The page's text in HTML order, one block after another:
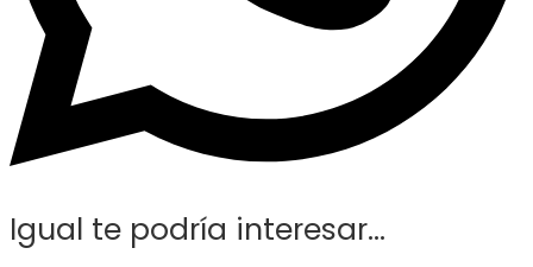
Igual te podría interesar...